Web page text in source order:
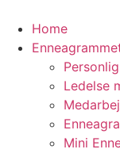
indhold
Home
Ledelse
Mini